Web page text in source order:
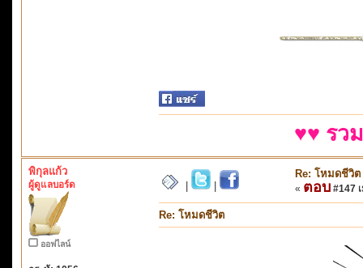
♥♥ รว
พิกุลแก้ว
ผู้ดูแลบอร์ด
ออฟไลน์
Re: โหมดชีวิต
« ตอบ #147
Re: โหมดชีวิต